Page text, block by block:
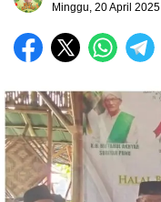
Minggu, 20 April 2025